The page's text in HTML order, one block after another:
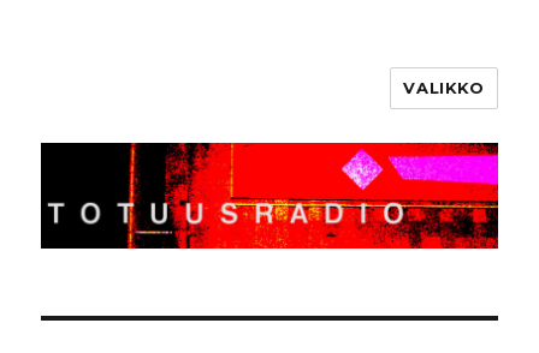
VALIKKO